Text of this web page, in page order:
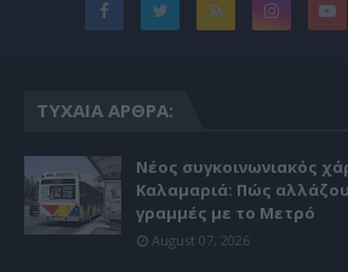
ΤΥΧΑΊΑ ΆΡΘΡΑ:
Νέος συγκοινωνιακός
Καλαμαριά: Πώς
γραμμές με το Μετρό
August 07, 2026